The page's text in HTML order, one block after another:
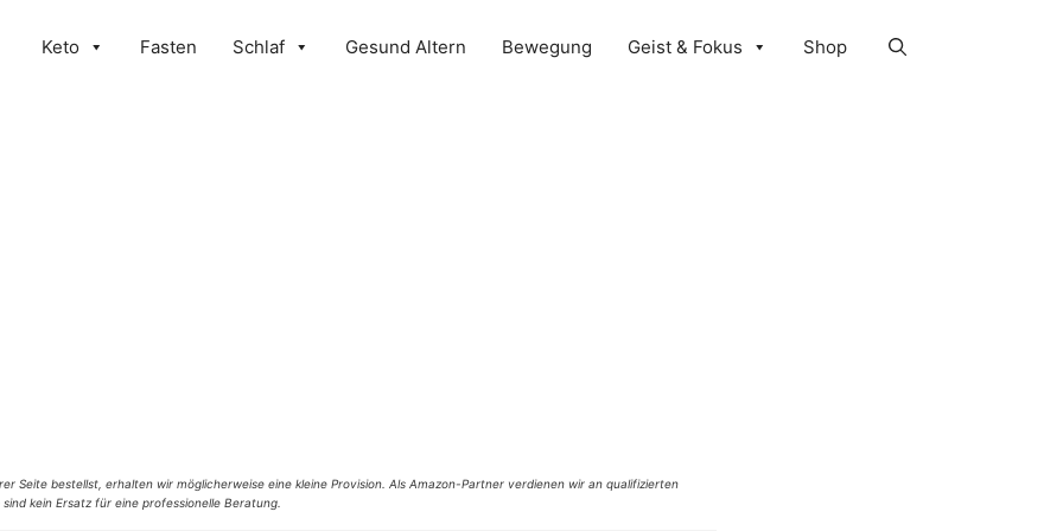
Keto Fasten Schlaf Gesund Altern Bewegung Geist & Fokus Shop
Seite bestellst, erhalten wir möglicherweise eine kleine Provision. Als Amazon-Partner verdienen wir an qualifizierten
kein Ersatz für eine professionelle Beratung.